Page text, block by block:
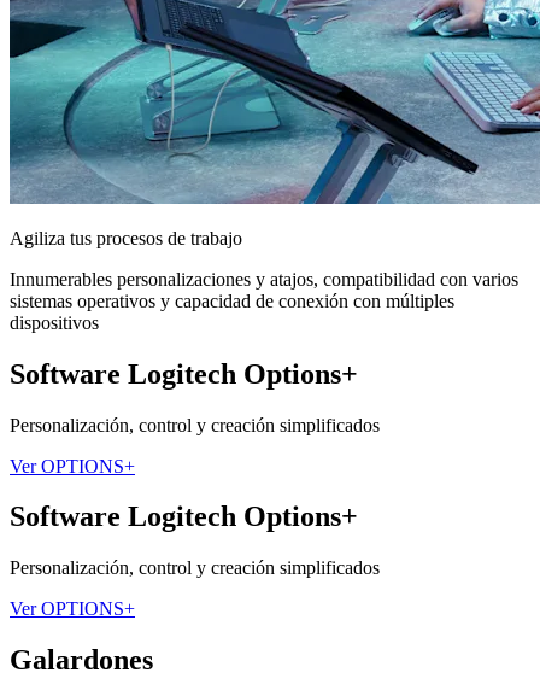
Agiliza tus procesos de trabajo
Innumerables personalizaciones y atajos, compatibilidad con varios
sistemas operativos y capacidad de conexión con múltiples
dispositivos
Software Logitech Options+
Personalización, control y creación simplificados
Ver OPTIONS+
Software Logitech Options+
Personalización, control y creación simplificados
Ver OPTIONS+
Galardones